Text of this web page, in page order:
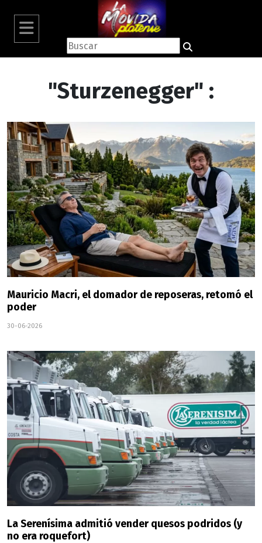
"Sturzenegger" :
Mauricio Macri, el domador de reposeras, retomó el
poder
30-06-2026
La Serenísima admitió vender quesos podridos (y
no era roquefort)